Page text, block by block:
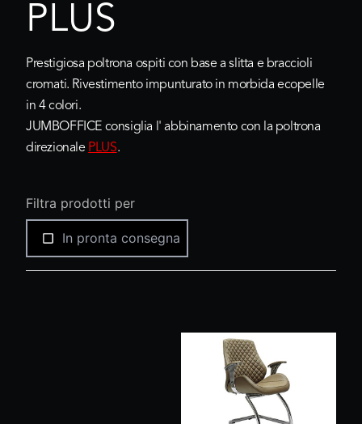
PLUS
Prestigiosa poltrona ospiti con base a slitta e braccioli
cromati. Rivestimento impunturato in morbida ecopelle
in 4 colori.
JUMBOFFICE consiglia l' abbinamento con la poltrona
direzionale PLUS.
Filtra prodotti per
In pronta consegna